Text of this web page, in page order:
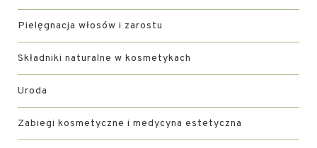
Pielęgnacja włosów i zarostu
Składniki naturalne w kosmetykach
Uroda
Zabiegi kosmetyczne i medycyna estetyczna